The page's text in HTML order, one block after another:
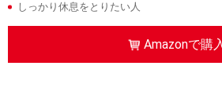
しっかり休息をとりたい人
Amazonで購